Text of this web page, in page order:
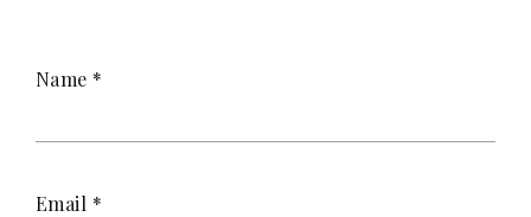
Name *
Email *